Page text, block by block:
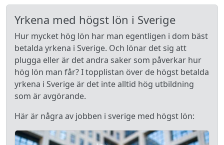
Yrkena med högst lön i Sverige
Hur mycket hög lön har man egentligen i dom bäst
betalda yrkena i Sverige. Och lönar det sig att
plugga eller är det andra saker som påverkar hur
hög lön man får? I topplistan över de högst betalda
yrkena i Sverige är det inte alltid hög utbildning
som är avgörande.
Här är några av jobben i sverige med högst lön: